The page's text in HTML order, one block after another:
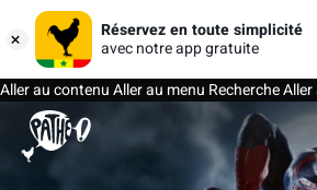
Réservez en toute simplicité
avec notre app gratuite
Aller au contenuAller au menu RechercheAller